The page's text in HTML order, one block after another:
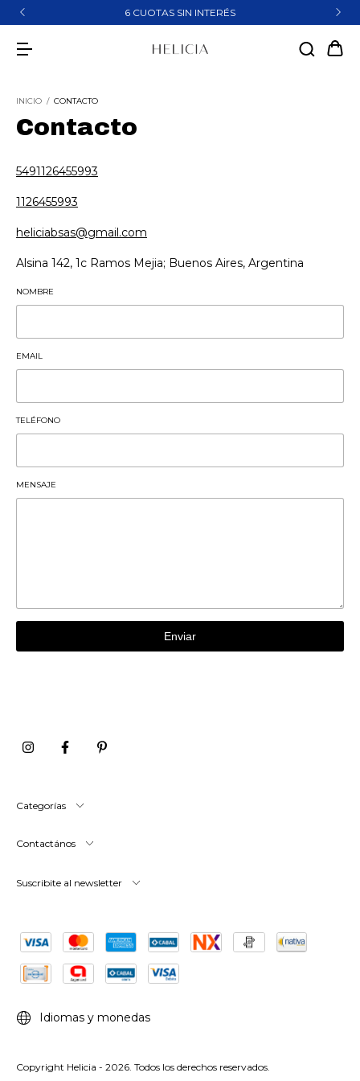
6 CUOTAS SIN INTERÉS
INICIO / CONTACTO
Contacto
5491126455993
1126455993
heliciabsas@gmail.com
Alsina 142, 1c Ramos Mejia; Buenos Aires, Argentina
NOMBRE
EMAIL
TELÉFONO
MENSAJE
Enviar
Categorías
Contactános
Suscribite al newsletter
Idiomas y monedas
Copyright Helicia - 2026. Todos los derechos reservados.